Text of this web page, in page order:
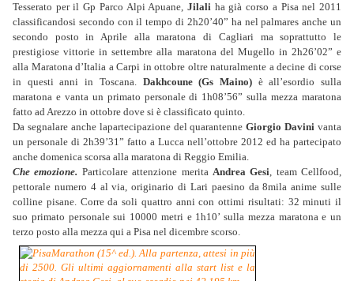
Tesserato per il Gp Parco Alpi Apuane, Jilali ha già corso a Pisa nel 2011
classificandosi secondo con il tempo di 2h20’40” ha nel palmares anche un
secondo posto in Aprile alla maratona di Cagliari ma soprattutto le
prestigiose vittorie in settembre alla maratona del Mugello in 2h26’02” e
alla Maratona d’Italia a Carpi in ottobre oltre naturalmente a decine di corse
in questi anni in Toscana. Dakhcoune (Gs Maino)è all’esordio sulla
maratona e vanta un primato personale di 1h08’56” sulla mezza maratona
fatto ad Arezzo in ottobre dove si è classificato quinto.
Da segnalare anche lapartecipazione del quarantenneGiorgio Davini vanta
un personale di 2h39’31” fatto a Lucca nell’ottobre 2012 ed ha partecipato
anche domenica scorsa alla maratona di Reggio Emilia.
Che emozione. Particolare attenzione merita Andrea Gesi, team Cellfood,
pettorale numero 4 al via, originario di Lari paesino da 8mila anime sulle
colline pisane. Corre da soli quattro anni con ottimi risultati: 32 minuti il
suo primato personale sui 10000 metri e 1h10’ sulla mezza maratona e un
terzo posto alla mezza qui a Pisa nel dicembre scorso.